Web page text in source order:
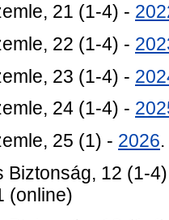
21 (1-4) -
22 (1-4) -
23 (1-4) -
24 (1-4) -
25 (1) - 2026
Biztonság, 12 (1-
(online)